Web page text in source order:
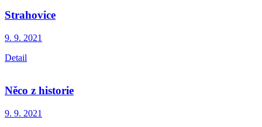
Strahovice
9. 9. 2021
Detail
Něco z historie
9. 9. 2021